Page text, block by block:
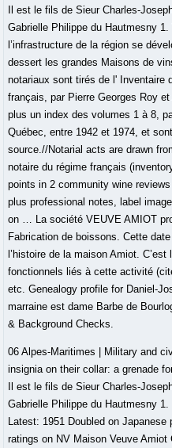
Il est le fils de Sieur Charles-
Gabrielle Philippe du Hautmesny
l’infrastructure de la région se
dessert les grandes Maisons de
notariaux sont tirés de l' Inventaire
français, par Pierre Georges Roy
plus un index des volumes 1 à 8,
Québec, entre 1942 et 1974, et
source.//Notarial acts are drawn
notaire du régime français
points in 2 community wine
plus professional notes, label
on … La société VEUVE AMIOT
Fabrication de boissons. Cette
l’histoire de la maison Amiot.
fonctionnels liés à cette activité
etc. Genealogy profile for Daniel-
marraine est dame Barbe de
& Background Checks.
06 Alpes-Maritimes | Military and
insignia on their collar: a grenade
Il est le fils de Sieur Charles-
Gabrielle Philippe du Hautmesny
Latest: 1951 Doubled on
ratings on NV Maison Veuve Amiot